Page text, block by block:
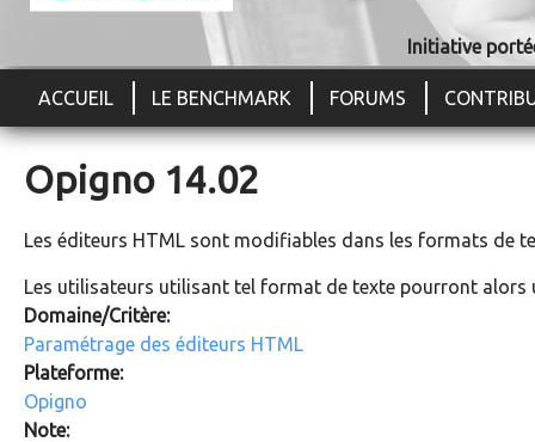
Initiative
ACCUEIL LE BENCHMARK FORUMS
Opigno 14.02
Les éditeurs HTML sont modifiables dans les formats de
Les utilisateurs utilisant tel format de texte pourront alors
Domaine/Critère:
Paramétrage des éditeurs HTML
Plateforme:
Opigno
Note: